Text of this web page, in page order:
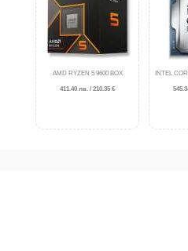
AMD RYZEN 5 9600 BOX
411.40 лв. / 210.35 €
INTEL